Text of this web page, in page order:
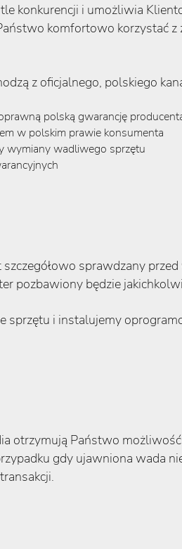
konkurencji i umożliwia
komfortowo korzystać
z oficjalnego, polskiego
polską gwarancję
w polskim prawie konsumenta
wymiany wadliwego sprzętu
sprawdzany
pozbawiony będzie
sprzętu i instalujemy
otrzymują Państwo
gdy ujawniona wada